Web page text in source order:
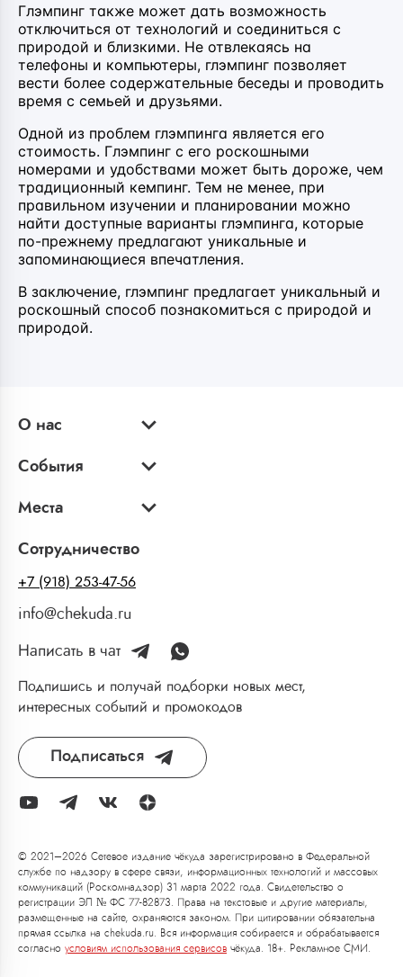
Глэмпинг также может дать возможность
отключиться от технологий и соединиться с
природой и близкими. Не отвлекаясь на
телефоны и компьютеры, глэмпинг позволяет
вести более содержательные беседы и проводить
время с семьей и друзьями.
Одной из проблем глэмпинга является его
стоимость. Глэмпинг с его роскошными
номерами и удобствами может быть дороже, чем
традиционный кемпинг. Тем не менее, при
правильном изучении и планировании можно
найти доступные варианты глэмпинга, которые
по-прежнему предлагают уникальные и
запоминающиеся впечатления.
В заключение, глэмпинг предлагает уникальный и
роскошный способ познакомиться с природой и
природой.
О нас
События
Места
Сотрудничество
+7 (918) 253-47-56
info@chekuda.ru
Написать в чат
Подпишись и получай подборки новых мест,
интересных событий и промокодов
Подписаться
© 2021–2026 Сетевое издание чёкуда зарегистрировано в Федеральной
службе по надзору в сфере связи, информационных технологий и массовых
коммуникаций (Роскомнадзор) 31 марта 2022 года. Свидетельство о
регистрации ЭЛ № ФС 77-82873. Права на текстовые и другие материалы,
размещенные на сайте, охраняются законом. При цитировании обязательна
прямая ссылка на chekuda.ru. Вся информация собирается и обрабатывается
согласно условиям использования сервисов чёкуда. 18+. Рекламное СМИ.